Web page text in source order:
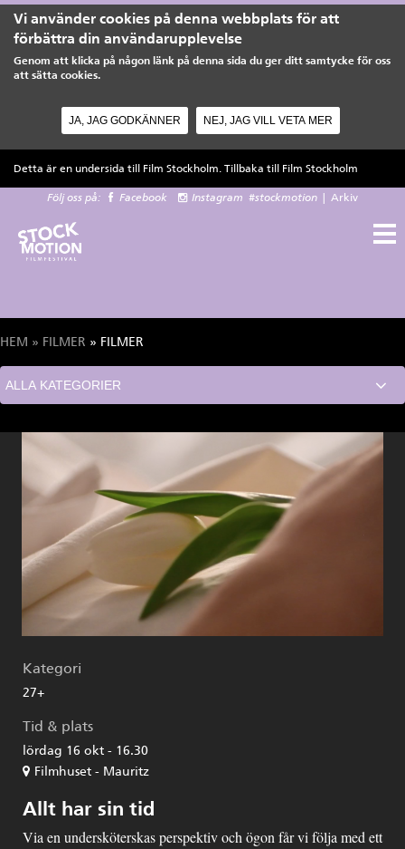
Vi använder cookies på denna webbplats för att
förbättra din användarupplevelse
Genom att klicka på någon länk på denna sida du ger ditt samtycke för oss
att sätta cookies.
JA, JAG GODKÄNNER NEJ, JAG VILL VETA MER
Detta är en undersida till Film Stockholm. Tillbaka till Film Stockholm
Följ oss på: Facebook Instagram #stockmotion Arkiv
Du är här
HEM » FILMER » FILMER
Kategori
27+
Tid & plats
lördag 16 okt - 16.30
Filmhuset - Mauritz
Allt har sin tid
Via en undersköterskas perspektiv och ögon får vi följa med ett